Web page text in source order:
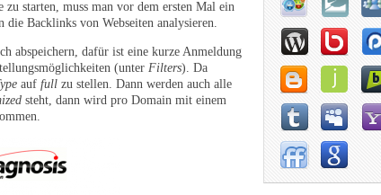
zu starten, muss man vor dem ersten Mal ein
Backlinks von Webseiten analysieren.
abspeichern, dafür ist eine kurze Anmeldung
(unter Filters). Da
auf full zu stellen. Dann werden auch alle
steht, dann wird pro Domain mit einem